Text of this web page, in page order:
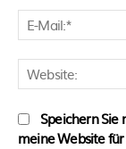
Speichern Sie
meine Website